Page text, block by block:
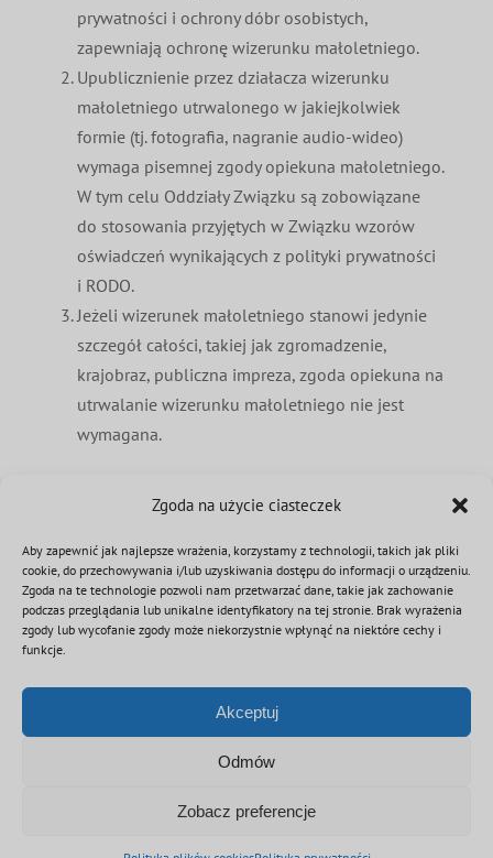
Zgoda na użycie ciasteczek
Aby zapewnić jak najlepsze wrażenia, korzystamy z technologii, takich jak pliki
cookie, do przechowywania i/lub uzyskiwania dostępu do informacji o urządzeniu.
Zgoda na te technologie pozwoli nam przetwarzać dane, takie jak zachowanie
podczas przeglądania lub unikalne identyfikatory na tej stronie. Brak wyrażenia
zgody lub wycofanie zgody może niekorzystnie wpłynąć na niektóre cechy i
funkcje.
Akceptuj
Odmów
Zobacz preferencje
prywatności i ochrony dóbr osobistych,
zapewniają ochronę wizerunku małoletniego.
Upublicznienie przez działacza wizerunku
małoletniego utrwalonego w jakiejkolwiek
formie (tj. fotografia, nagranie audio-wideo)
wymaga pisemnej zgody opiekuna małoletniego.
W tym celu Oddziały Związku są zobowiązane
do stosowania przyjętych w Związku wzorów
oświadczeń wynikających z polityki prywatności
i RODO.
Jeżeli wizerunek małoletniego stanowi jedynie
szczegół całości, takiej jak zgromadzenie,
krajobraz, publiczna impreza, zgoda opiekuna na
utrwalanie wizerunku małoletniego nie jest
wymagana.
§19
Standardy wchodzą w życie z dniem ich
ogłoszenia.
Jeżeli jest to możliwe Standardy zostają
zamieszczone na stronie internetowej Związku
oraz stronach Oddziałów Związku, jeżeli takie
strony posiadają – w wersji pełnej oraz
skróconej, przeznaczonej dla małoletnich.